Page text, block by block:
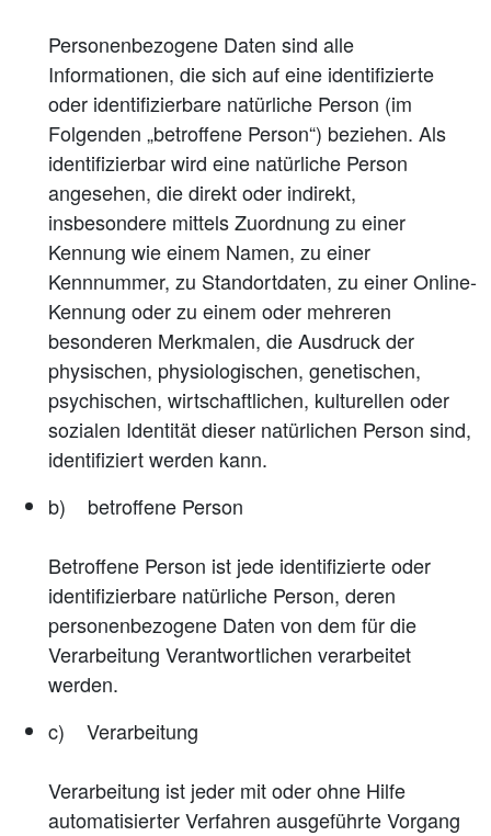
Personenbezogene Daten sind alle
Informationen, die sich auf eine identifizierte
oder identifizierbare natürliche Person (im
Folgenden „betroffene Person“) beziehen. Als
identifizierbar wird eine natürliche Person
angesehen, die direkt oder indirekt,
insbesondere mittels Zuordnung zu einer
Kennung wie einem Namen, zu einer
Kennnummer, zu Standortdaten, zu einer Online-
Kennung oder zu einem oder mehreren
besonderen Merkmalen, die Ausdruck der
physischen, physiologischen, genetischen,
psychischen, wirtschaftlichen, kulturellen oder
sozialen Identität dieser natürlichen Person sind,
identifiziert werden kann.
b) betroffene Person
Betroffene Person ist jede identifizierte oder
identifizierbare natürliche Person, deren
personenbezogene Daten von dem für die
Verarbeitung Verantwortlichen verarbeitet
werden.
c) Verarbeitung
Verarbeitung ist jeder mit oder ohne Hilfe
automatisierter Verfahren ausgeführte Vorgang